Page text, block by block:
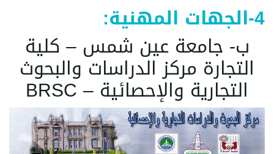
4-الجهات المهنية:
ب- جامعة عين شمس – كلية
التجارة مركز الدراسات والبحوث
التجارية والإحصائية – BRSC